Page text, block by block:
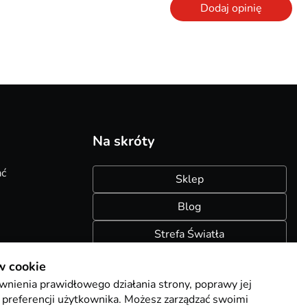
Dodaj opinię
Na skróty
Sklep
Blog
Strefa Światła
cookie
prawidłowego działania strony, poprawy jej
użytkownika. Możesz zarządzać swoimi